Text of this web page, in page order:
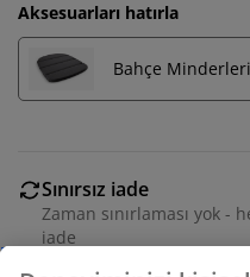
Aksesuarları hatırla
Bahçe Minderleri
Sınırsız iade
Zaman sınırlaması yok -
iade